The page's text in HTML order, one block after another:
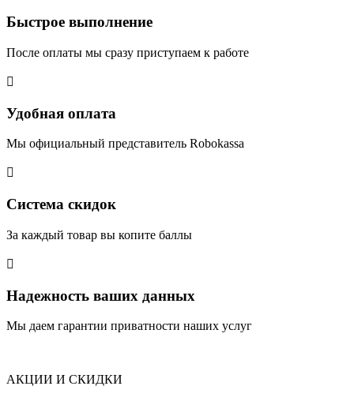
Быстрое выполнение
После оплаты мы сразу приступаем к работе

Удобная оплата
Мы официальный представитель Robokassa

Система скидок
За каждый товар вы копите баллы

Надежность ваших данных
Мы даем гарантии приватности наших услуг
АКЦИИ И СКИДКИ